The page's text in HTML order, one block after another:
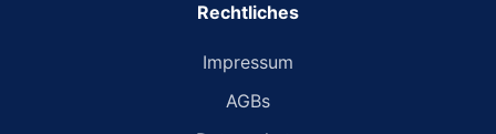
Rechtliches
Impressum
AGBs